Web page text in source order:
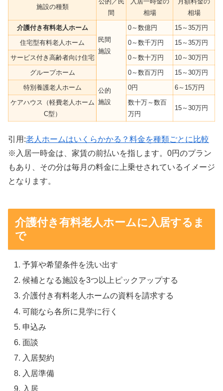
施設の種類
間
相場
相場
介護付き有料老人ホーム
民間
施設
0～数億円
15～35万円
住宅型有料老人ホーム
0～数千万円
15～35万円
サービス付き高齢者向け住宅
0～数十万円
10～30万円
グループホーム
0～数百万円
15～30万円
特別養護老人ホーム
公的
施設
0円
6～15万円
ケアハウス（軽費老人ホーム
C型）
数十万～数百
万円
15～30万円
引用:老人ホームはいくらかかる？料金を種類ごとに比較
※入居一時金は、家賃の前払いを指します。0円のプラン
もあり、その分は毎月の料金に上乗せされているイメージ
となります。
介護付き有料老人ホームに入居するま
で
予算や希望条件を洗い出す
候補となる施設を3つ以上ピックアップする
介護付き有料老人ホームの資料を請求する
可能なら各所に見学に行く
申込み
面談
入居契約
入居準備
入居